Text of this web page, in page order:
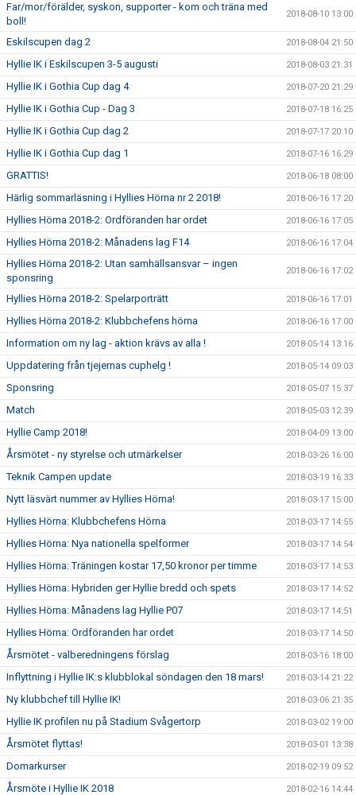
Far/mor/förälder, syskon, supporter - kom och träna med
boll!
2018-08-10 13:00
Eskilscupen dag 2 2018-08-04 21:50
Hyllie IK i Eskilscupen 3-5 augusti 2018-08-03 21:31
Hyllie IK i Gothia Cup dag 4 2018-07-20 21:29
Hyllie IK i Gothia Cup - Dag 3 2018-07-18 16:25
Hyllie IK i Gothia Cup dag 2 2018-07-17 20:10
Hyllie IK i Gothia Cup dag 1 2018-07-16 16:29
GRATTIS! 2018-06-18 08:00
Härlig sommarläsning i Hyllies Hörna nr 2 2018! 2018-06-16 17:20
Hyllies Hörna 2018-2: Ordföranden har ordet 2018-06-16 17:05
Hyllies Hörna 2018-2: Månadens lag F14 2018-06-16 17:04
Hyllies Hörna 2018-2: Utan samhällsansvar – ingen
sponsring
2018-06-16 17:02
Hyllies Hörna 2018-2: Spelarporträtt 2018-06-16 17:01
Hyllies Hörna 2018-2: Klubbchefens hörna 2018-06-16 17:00
Information om ny lag - aktion krävs av alla ! 2018-05-14 13:16
Uppdatering från tjejernas cuphelg ! 2018-05-14 09:03
Sponsring 2018-05-07 15:37
Match 2018-05-03 12:39
Hyllie Camp 2018! 2018-04-09 13:00
Årsmötet - ny styrelse och utmärkelser 2018-03-26 16:00
Teknik Campen update 2018-03-19 16:33
Nytt läsvärt nummer av Hyllies Hörna! 2018-03-17 15:00
Hyllies Hörna: Klubbchefens Hörna 2018-03-17 14:55
Hyllies Hörna: Nya nationella spelformer 2018-03-17 14:54
Hyllies Hörna: Träningen kostar 17,50 kronor per timme 2018-03-17 14:53
Hyllies Hörna: Hybriden ger Hyllie bredd och spets 2018-03-17 14:52
Hyllies Hörna: Månadens lag Hyllie P07 2018-03-17 14:51
Hyllies Hörna: Ordföranden har ordet 2018-03-17 14:50
Årsmötet - valberedningens förslag 2018-03-16 18:00
Inflyttning i Hyllie IK:s klubblokal söndagen den 18 mars! 2018-03-14 21:22
Ny klubbchef till Hyllie IK! 2018-03-06 21:35
Hyllie IK profilen nu på Stadium Svågertorp 2018-03-02 19:00
Årsmötet flyttas! 2018-03-01 13:38
Domarkurser 2018-02-19 09:52
Årsmöte i Hyllie IK 2018 2018-02-16 14:44